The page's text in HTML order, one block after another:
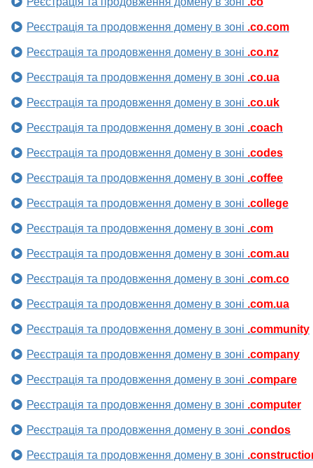
Реєстрація та продовження домену в зоні .co.com
Реєстрація та продовження домену в зоні .co.nz
Реєстрація та продовження домену в зоні .co.ua
Реєстрація та продовження домену в зоні .co.uk
Реєстрація та продовження домену в зоні .coach
Реєстрація та продовження домену в зоні .codes
Реєстрація та продовження домену в зоні .coffee
Реєстрація та продовження домену в зоні .college
Реєстрація та продовження домену в зоні .com
Реєстрація та продовження домену в зоні .com.au
Реєстрація та продовження домену в зоні .com.co
Реєстрація та продовження домену в зоні .com.ua
Реєстрація та продовження домену в зоні .community
Реєстрація та продовження домену в зоні .company
Реєстрація та продовження домену в зоні .compare
Реєстрація та продовження домену в зоні .computer
Реєстрація та продовження домену в зоні .condos
Реєстрація та продовження домену в зоні